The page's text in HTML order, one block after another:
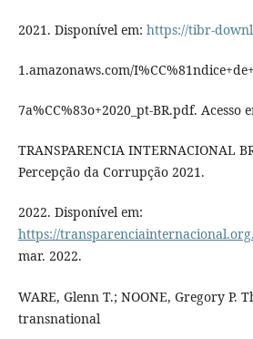
2021. Disponível em: https://tibr-
1.amazonaws.com/
7a%CC%83o+2020_pt-BR.pdf. Acesso
TRANSPARENCIA INTERNACIONAL
Percepção da Corrupção 2021.
2022. Disponível em:
https://
mar. 2022.
WARE, Glenn T.; NOONE, Gregory P.
transnational